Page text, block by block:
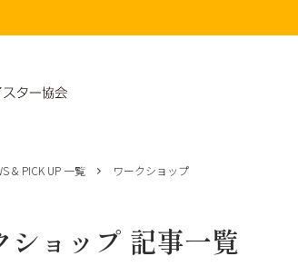
& PICK UP 一覧 ワークショップ
ショップ 記事一覧